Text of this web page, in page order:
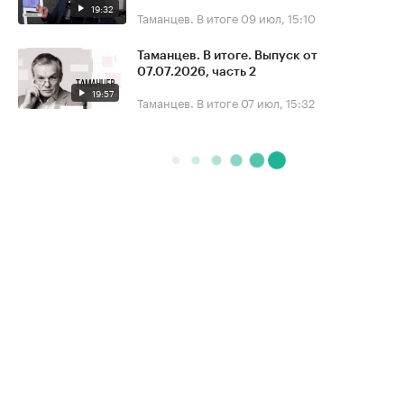
19:32 Таманцев. В итоге 09 июл, 15:10
19:57
Таманцев. В итоге. Выпуск от
07.07.2026, часть 2
Таманцев. В итоге 07 июл, 15:32